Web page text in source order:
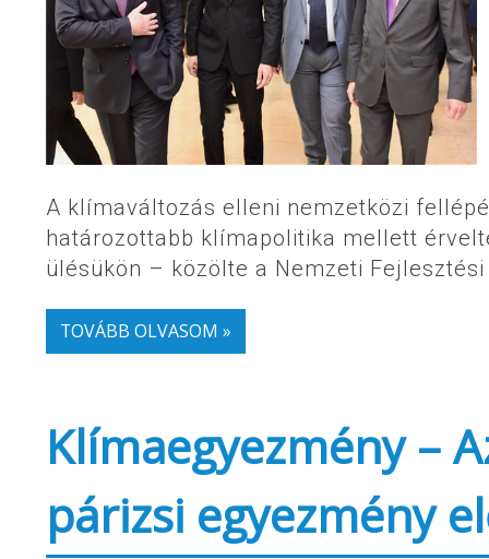
A klímaváltozás elleni nemzetközi
határozottabb klímapolitika mellett
ülésükön – közölte a Nemzeti
TOVÁBB OLVASOM »
Klímaegyezmény –
párizsi egyezmény